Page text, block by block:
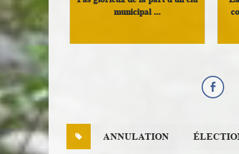
municipal ...
Politique locale
ANNULATION